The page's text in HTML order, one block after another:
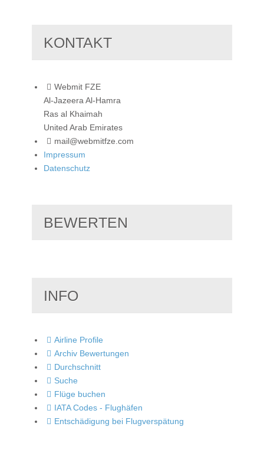
KONTAKT
Webmit FZE
Al-Jazeera Al-Hamra
Ras al Khaimah
United Arab Emirates
mail@webmitfze.com
Impressum
Datenschutz
BEWERTEN
INFO
Airline Profile
Archiv Bewertungen
Durchschnitt
Suche
Flüge buchen
IATA Codes - Flughäfen
Entschädigung bei Flugverspätung